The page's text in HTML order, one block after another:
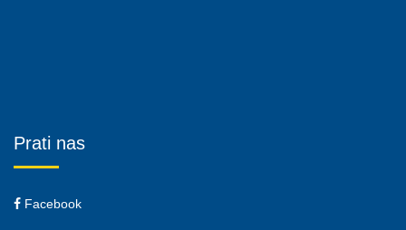
Prati nas
Facebook